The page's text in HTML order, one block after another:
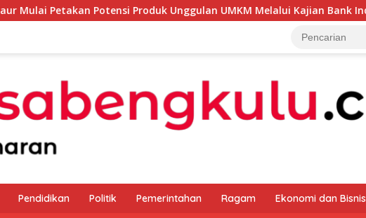
Potensi Produk Unggulan UMKM Melalui Kajian Bank Indonesia
Pendidikan Politik Pemerintahan Ragam Ekonomi dan Bisnis